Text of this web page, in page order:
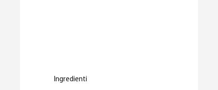
Ingredienti